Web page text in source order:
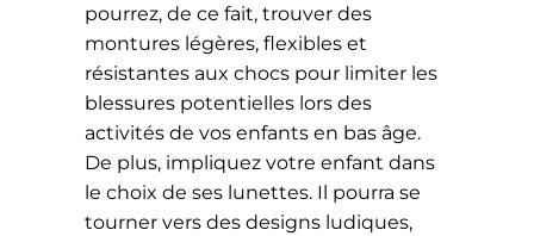
pourrez, de ce fait, trouver des
montures légères, flexibles et
résistantes aux chocs pour limiter les
blessures potentielles lors des
activités de vos enfants en bas âge.
De plus, impliquez votre enfant dans
le choix de ses lunettes. Il pourra se
tourner vers des designs ludiques,